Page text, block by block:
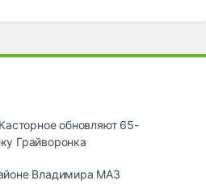
обновляют 65-
Грайворонка
Владимира МАЗ